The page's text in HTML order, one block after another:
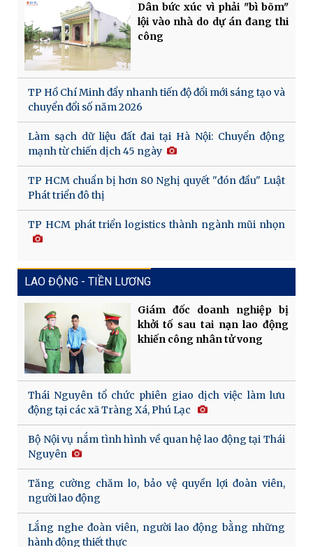
Dân bức xúc vì phải "bì bõm"
lội vào nhà do dự án đang thi
công
TP Hồ Chí Minh đẩy nhanh tiến độ đổi mới sáng tạo và
chuyển đổi số năm 2026
Làm sạch dữ liệu đất đai tại Hà Nội: Chuyển động
mạnh từ chiến dịch 45 ngày
TP HCM chuẩn bị hơn 80 Nghị quyết "đón đầu" Luật
Phát triển đô thị
TP HCM phát triển logistics thành ngành mũi nhọn
LAO ĐỘNG - TIỀN LƯƠNG
Giám đốc doanh nghiệp bị
khởi tố sau tai nạn lao động
khiến công nhân tử vong
Thái Nguyên tổ chức phiên giao dịch việc làm lưu
động tại các xã Tràng Xá, Phú Lạc
Bộ Nội vụ nắm tình hình về quan hệ lao động tại Thái
Nguyên
Tăng cường chăm lo, bảo vệ quyền lợi đoàn viên,
người lao động
Lắng nghe đoàn viên, người lao động bằng những
hành động thiết thực